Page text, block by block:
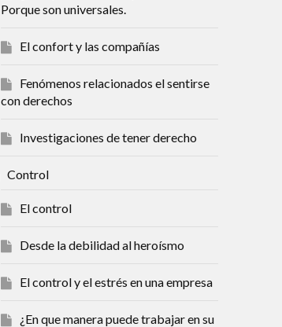
Porque son universales.
El confort y las compañías
Fenómenos relacionados el sentirse
con derechos
Investigaciones de tener derecho
Control
El control
Desde la debilidad al heroísmo
El control y el estrés en una empresa
¿En que manera puede trabajar en su